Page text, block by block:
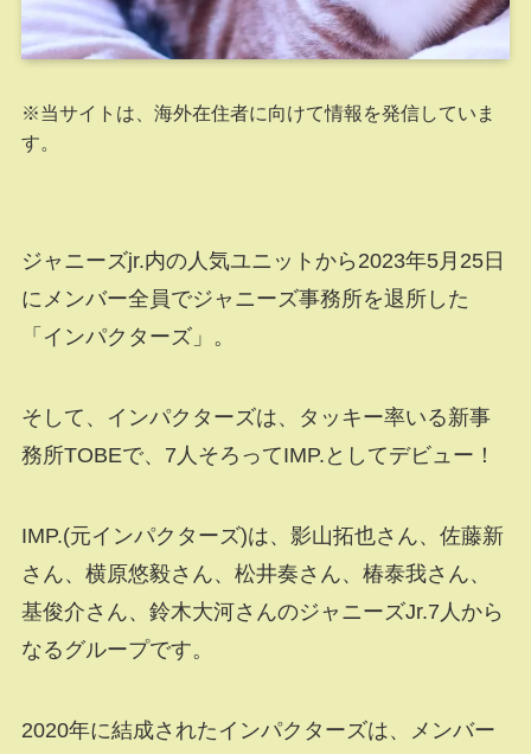
※当サイトは、海外在住者に向けて情報を発信していま
す。
ジャニーズjr.内の人気ユニットから2023年5月25日
にメンバー全員でジャニーズ事務所を退所した
「インパクターズ」。
そして、インパクターズは、タッキー率いる新事
務所TOBEで、7人そろってIMP.としてデビュー！
IMP.(元インパクターズ)は、影山拓也さん、佐藤新
さん、横原悠毅さん、松井奏さん、椿泰我さん、
基俊介さん、鈴木大河さんのジャニーズJr.7人から
なるグループです。
2020年に結成されたインパクターズは、メンバー